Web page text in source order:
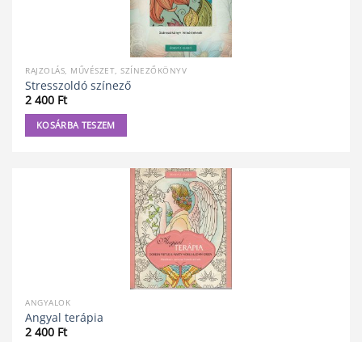
RAJZOLÁS, MŰVÉSZET, SZÍNEZŐKÖNYV
Stresszoldó színező
2 400 Ft
KOSÁRBA TESZEM
ANGYALOK
Angyal terápia
2 400 Ft